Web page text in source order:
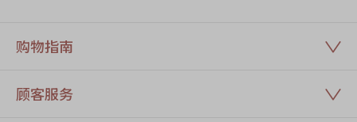
购物指南
顾客服务